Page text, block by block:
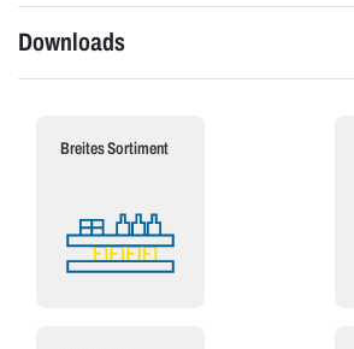
Downloads
Breites Sortiment